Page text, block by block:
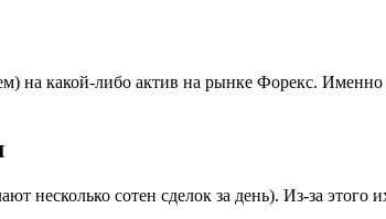
какой-либо актив на рынке Форекс. Именно
сотен сделок за день). Из-за этого